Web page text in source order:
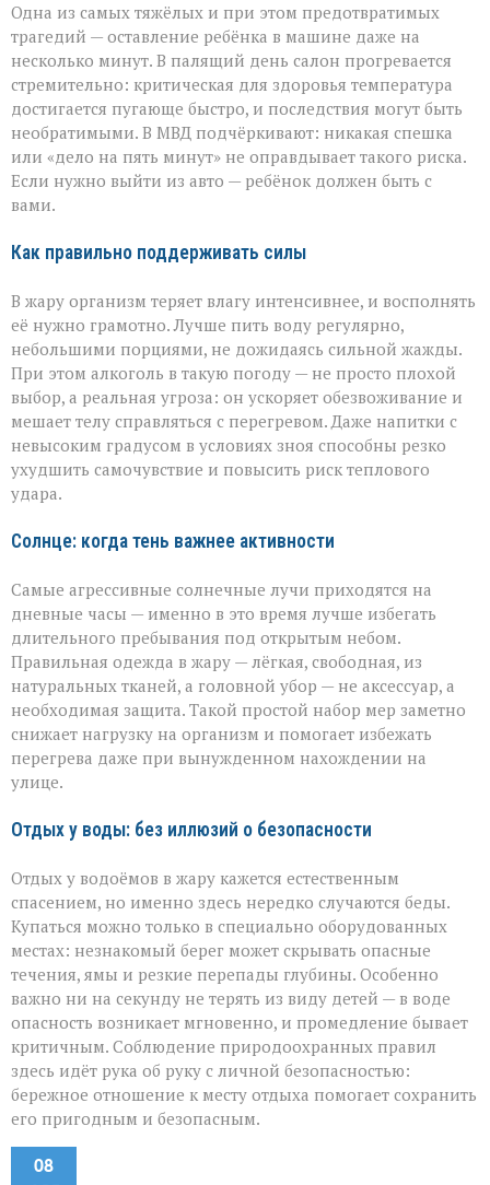
Одна из самых тяжёлых и при этом предотвратимых
трагедий — оставление ребёнка в машине даже на
несколько минут. В палящий день салон прогревается
стремительно: критическая для здоровья температура
достигается пугающе быстро, и последствия могут быть
необратимыми. В МВД подчёркивают: никакая спешка
или «дело на пять минут» не оправдывает такого риска.
Если нужно выйти из авто — ребёнок должен быть с
вами.
Как правильно поддерживать силы
В жару организм теряет влагу интенсивнее, и восполнять
её нужно грамотно. Лучше пить воду регулярно,
небольшими порциями, не дожидаясь сильной жажды.
При этом алкоголь в такую погоду — не просто плохой
выбор, а реальная угроза: он ускоряет обезвоживание и
мешает телу справляться с перегревом. Даже напитки с
невысоким градусом в условиях зноя способны резко
ухудшить самочувствие и повысить риск теплового
удара.
Солнце: когда тень важнее активности
Самые агрессивные солнечные лучи приходятся на
дневные часы — именно в это время лучше избегать
длительного пребывания под открытым небом.
Правильная одежда в жару — лёгкая, свободная, из
натуральных тканей, а головной убор — не аксессуар, а
необходимая защита. Такой простой набор мер заметно
снижает нагрузку на организм и помогает избежать
перегрева даже при вынужденном нахождении на
улице.
Отдых у воды: без иллюзий о безопасности
Отдых у водоёмов в жару кажется естественным
спасением, но именно здесь нередко случаются беды.
Купаться можно только в специально оборудованных
местах: незнакомый берег может скрывать опасные
течения, ямы и резкие перепады глубины. Особенно
важно ни на секунду не терять из виду детей — в воде
опасность возникает мгновенно, и промедление бывает
критичным. Соблюдение природоохранных правил
здесь идёт рука об руку с личной безопасностью:
бережное отношение к месту отдыха помогает сохранить
его пригодным и безопасным.
08